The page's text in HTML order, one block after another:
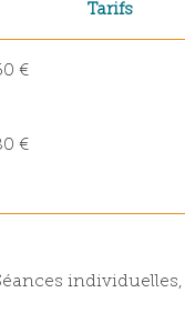
Tarifs
€
€